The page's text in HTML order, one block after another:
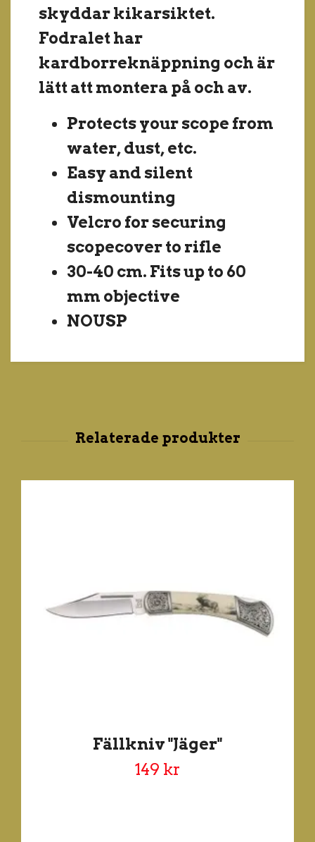
skyddar kikarsiktet.
Fodralet har
kardborreknäppning och är
lätt att montera på och av.
Protects your scope from
water, dust, etc.
Easy and silent
dismounting
Velcro for securing
scopecover to rifle
30-40 cm. Fits up to 60
mm objective
NOUSP
Fällkniv "Jäger"
149 kr